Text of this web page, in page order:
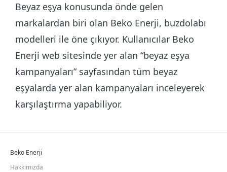
Beyaz eşya konusunda önde gelen
markalardan biri olan Beko Enerji, buzdolabı
modelleri ile öne çıkıyor. Kullanıcılar Beko
Enerji web sitesinde yer alan “beyaz eşya
kampanyaları” sayfasından tüm beyaz
eşyalarda yer alan kampanyaları inceleyerek
karşılaştırma yapabiliyor.
Beko Enerji
Hakkımızda